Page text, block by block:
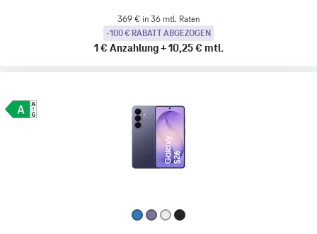
369 € in 36 mtl. Raten
-100 € RABATT ABGEZOGEN
1 € Anzahlung+10,25 € mtl.